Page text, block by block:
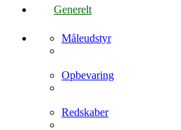
Generelt
Måleudstyr
Opbevaring
Redskaber